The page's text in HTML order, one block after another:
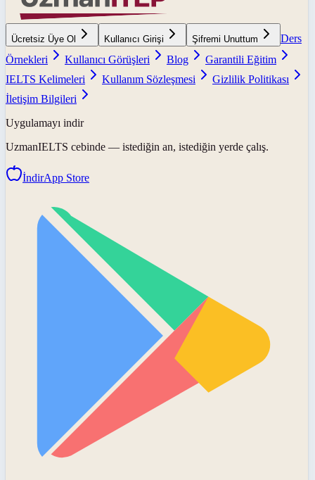
Ücretsiz Üye Ol Kullanıcı Girişi Şifremi Unuttum
Ders
Örnekleri
Kullanıcı Görüşleri Blog
Garantili Eğitim
IELTS Kelimeleri
Kullanım Sözleşmesi
Gizlilik Politikası
İletişim Bilgileri
Uygulamayı indir
UzmanIELTS cebinde — istediğin an, istediğin yerde çalış.
İndirApp Store